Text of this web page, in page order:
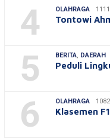
4 OLAHRAGA
Tontowi
5 BERITA, DAERAH
Peduli
6 OLAHRAGA
Klasemen